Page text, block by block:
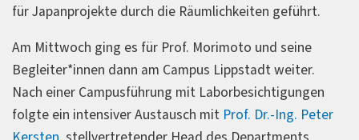
für Japanprojekte durch die Räumlichkeiten geführt.
Am Mittwoch ging es für Prof. Morimoto und seine
Begleiter*innen dann am Campus Lippstadt weiter.
Nach einer Campusführung mit Laborbesichtigungen
folgte ein intensiver Austausch mit Prof. Dr.-Ing. Peter